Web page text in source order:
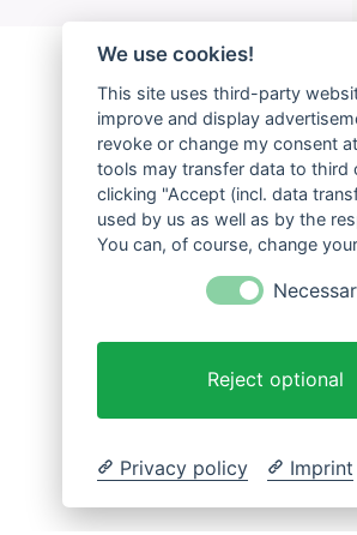
We use cookies!
This site uses third-party
improve and display
revoke or change my consent
tools may transfer data to third
clicking "Accept (incl. data
used by us as well as by the
You can, of course, change
Reject optional
Privacy policy Imprint